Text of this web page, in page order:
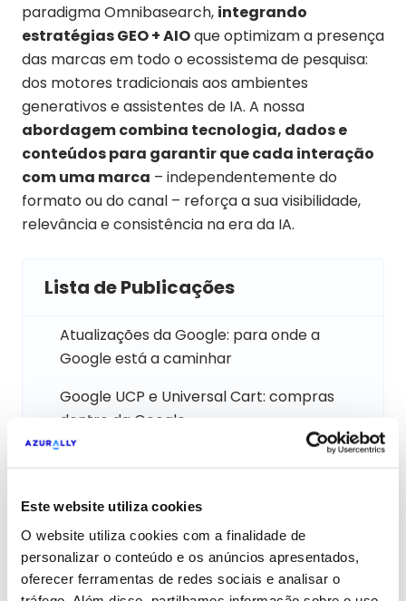
Este website utiliza cookies
O website utiliza cookies com a finalidade de
personalizar o conteúdo e os anúncios apresentados,
oferecer ferramentas de redes sociais e analisar o
paradigma Omnibasearch, integrando
estratégias GEO + AIOque optimizam a presença
das marcas em todo o ecossistema de pesquisa:
dos motores tradicionais aos ambientes
generativos e assistentes de IA. A nossa
abordagem combina tecnologia, dados e
conteúdos para garantir que cada interação
com uma marca – independentemente do
formato ou do canal – reforça a sua visibilidade,
relevância e consistência na era da IA.
Lista de Publicações
Atualizações da Google: para onde a
Google está a caminhar
Google UCP e Universal Cart: compras
dentro da Google
como as marcas devem preparar-se
para a nova era da Google